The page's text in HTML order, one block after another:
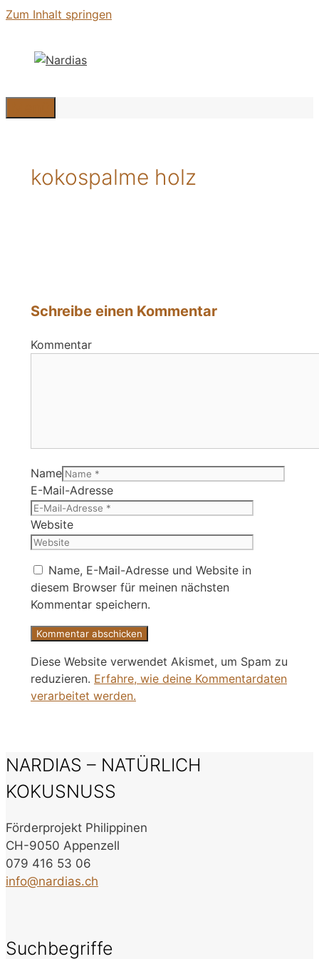
Zum Inhalt springen
kokospalme holz
Schreibe einen Kommentar
Kommentar
Name
E-Mail-Adresse
Website
Name, E-Mail-Adresse und Website in
diesem Browser für meinen nächsten
Kommentar speichern.
Diese Website verwendet Akismet, um Spam zu
reduzieren. Erfahre, wie deine Kommentardaten
verarbeitet werden.
NARDIAS – NATÜRLICH
KOKUSNUSS
Förderprojekt Philippinen
CH-9050 Appenzell
079 416 53 06
info@nardias.ch
Suchbegriffe